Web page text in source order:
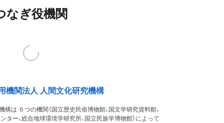
なぎ役機関
機関法人 人間文化研究機構
は ６つの機関（国立歴史民俗博物館、国文学研究資料館、
ター、総合地球環境学研究所、国立民族学博物館）によって